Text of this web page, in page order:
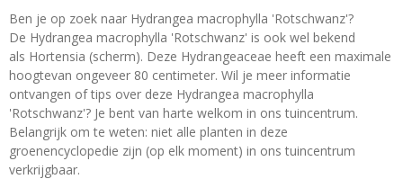
Ben je op zoek naar Hydrangea macrophylla 'Rotschwanz'?
De Hydrangea macrophylla 'Rotschwanz' is ook wel bekend
als Hortensia (scherm). Deze Hydrangeaceae heeft een maximale
hoogtevan ongeveer 80 centimeter. Wil je meer informatie
ontvangen of tips over deze Hydrangea macrophylla
'Rotschwanz'? Je bent van harte welkom in ons tuincentrum.
Belangrijk om te weten: niet alle planten in deze
groenencyclopedie zijn (op elk moment) in ons tuincentrum
verkrijgbaar.